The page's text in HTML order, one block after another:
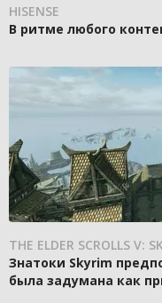
HISENSE
В ритме любого
THE ELDER SCROLLS V:
Знатоки Skyrim
была задумана как